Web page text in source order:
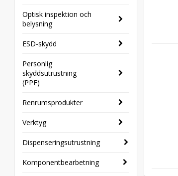
Optisk inspektion och
belysning
ESD-skydd
Personlig
skyddsutrustning
(PPE)
Renrumsprodukter
Verktyg
Dispenseringsutrustning
Komponentbearbetning